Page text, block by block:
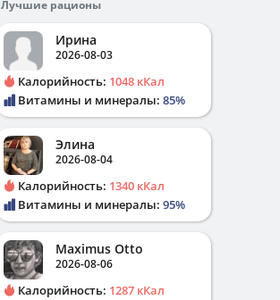
Лучшие рационы
Ирина
2026-08-03
Калорийность: 1048 кКал
Витамины и минералы: 85%
Элина
2026-08-04
Калорийность: 1340 кКал
Витамины и минералы: 95%
Maximus Otto
2026-08-06
Калорийность: 1287 кКал